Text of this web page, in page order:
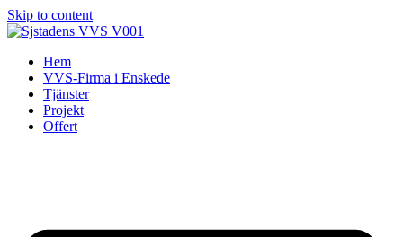
Skip to content
Hem
VVS-Firma i Enskede
Tjänster
Projekt
Offert